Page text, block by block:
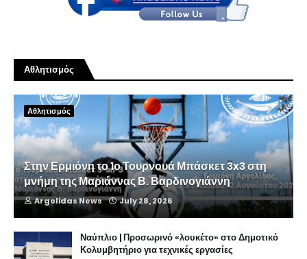
Αθλητισμός
Αθλητισμός
Στην Ερμιόνη το 1ο Τουρνουά Μπάσκετ 3x3 στη
μνήμη της Μαριάννας Β. Βαρδινογιάννη
Argolidas News July 28, 2026
Ναύπλιο | Προσωρινό «λουκέτο» στο Δημοτικό
Κολυμβητήριο για τεχνικές εργασίες